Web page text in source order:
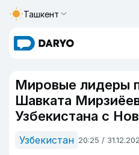
Ташкент
Мировые лидеры
Шавката
Узбекистана с
Узбекистан 20:25 /